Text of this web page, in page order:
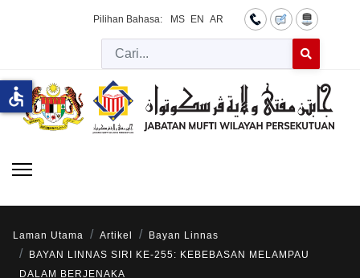
Pilihan Bahasa: MS EN AR
Cari
Laman Utama Artikel
Bayan Linnas
BAYAN LINNAS SIRI KE-255: KEBEBASAN MELAMPAU
DALAM BERJENAKA
accessible